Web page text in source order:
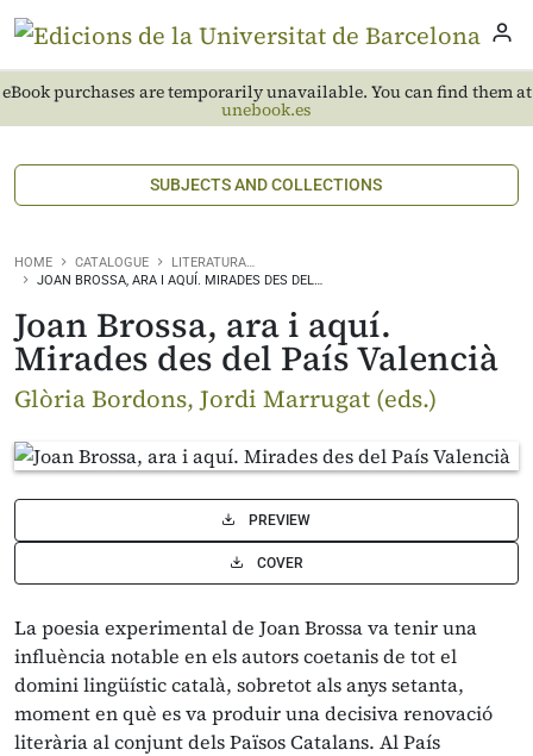
eBook purchases are temporarily unavailable. You can find them at
unebook.es
SUBJECTS AND COLLECTIONS
HOME CATALOGUE
LITERATURA…
JOAN BROSSA, ARA I AQUÍ. MIRADES DES DEL…
Joan Brossa, ara i aquí.
Mirades des del País Valencià
Glòria Bordons, Jordi Marrugat (eds.)
PREVIEW
COVER
La poesia experimental de Joan Brossa va tenir una
influència notable en els autors coetanis de tot el
domini lingüístic català, sobretot als anys setanta,
moment en què es va produir una decisiva renovació
literària al conjunt dels Països Catalans. Al País